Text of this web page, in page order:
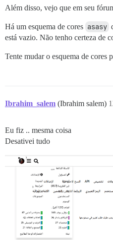
Além disso, vejo que em seu
Há um esquema de cores asasy
está vazio. Não tenho certeza de
Tente mudar o esquema de cores
Ibrahim_salem (Ibrahim salem)
Eu fiz .. mesma coisa
Desativei tudo